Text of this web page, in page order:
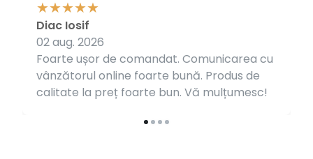
Foarte ușor de comandat. Comunicarea cu
vânzătorul online foarte bună. Produs de
calitate la preț foarte bun. Vă mulțumesc!
Diac Iosif
02 aug. 2026